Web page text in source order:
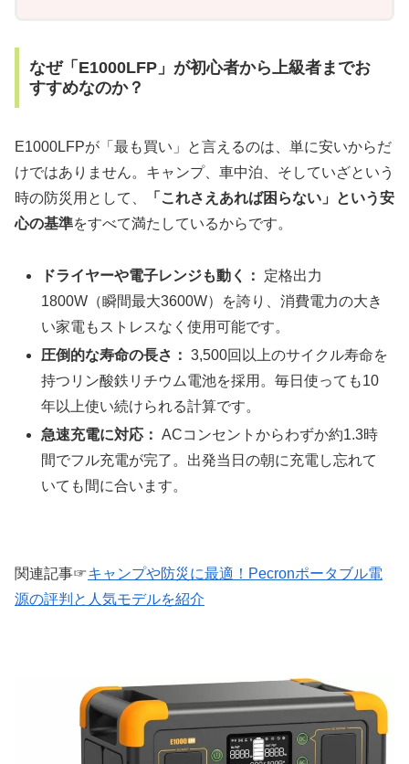
なぜ「E1000LFP」が初心者から上級者までお
すすめなのか？
E1000LFPが「最も買い」と言えるのは、単に安いからだ
けではありません。キャンプ、車中泊、そしていざという
時の防災用として、
「これさえあれば困らない」という安
心の基準をすべて満たしているからです。
ドライヤーや電子レンジも動く：
定格出力
1800W（瞬間最大3600W）を誇り、消費電力の大き
い家電もストレスなく使用可能です。
圧倒的な寿命の長さ： 3,500回以上のサイクル寿命を
持つリン酸鉄リチウム電池を採用。毎日使っても10
年以上使い続けられる計算です。
急速充電に対応： ACコンセントからわずか約1.3時
間でフル充電が完了。出発当日の朝に充電し忘れて
いても間に合います。
関連記事☞キャンプや防災に最適！Pecronポータブル電
源の評判と人気モデルを紹介